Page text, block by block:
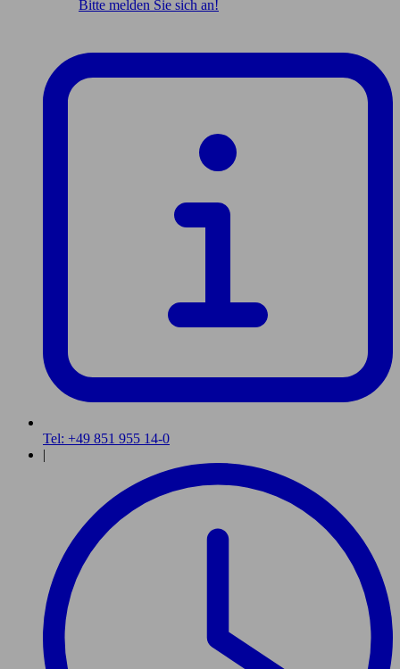
Bitte melden Sie sich an!
Tel: +49 851 955 14-0
|